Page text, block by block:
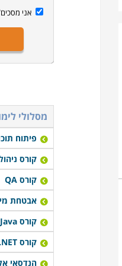
אני
מסלולי
פיתוח
קורס
קורס QA
אבטחת
קורס Java
קורס NET.
הנדסאי